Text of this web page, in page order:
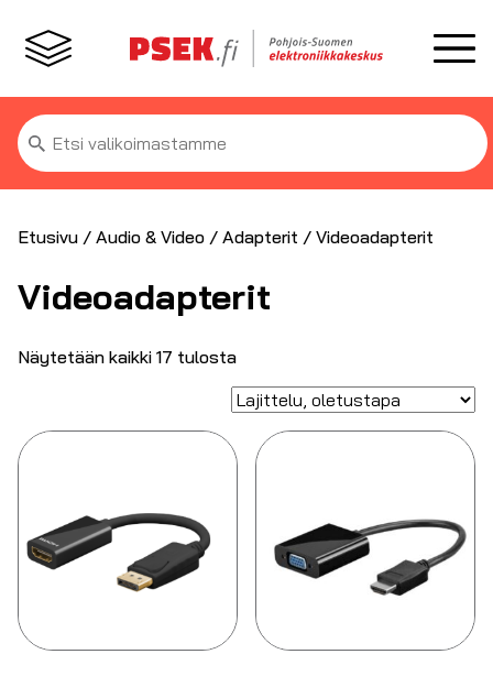
Etsi:
Etusivu / Audio & Video / Adapterit / Videoadapterit
Videoadapterit
Näytetään kaikki 17 tulosta